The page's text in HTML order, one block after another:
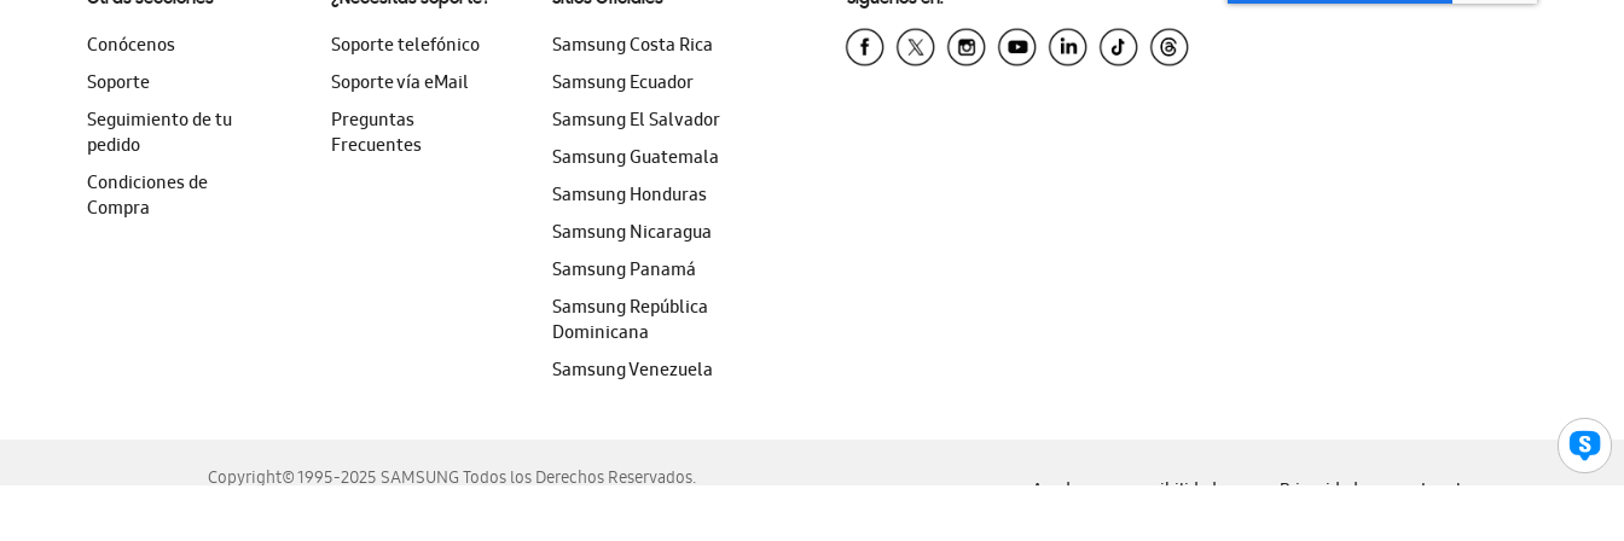
Conócenos
Soporte
Seguimiento de tu
pedido
Condiciones de
Compra
Soporte telefónico
Soporte vía eMail
Preguntas
Frecuentes
Samsung Costa Rica
Samsung Ecuador
Samsung El Salvador
Samsung Guatemala
Samsung Honduras
Samsung Nicaragua
Samsung Panamá
Samsung República
Dominicana
Samsung Venezuela
Copyright© 1995-2025 SAMSUNG Todos los Derechos Reservados.
Ayuda para accesibilidad Privacidad Legal